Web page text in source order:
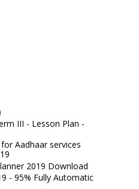
III - Lesson Plan -
Aadhaar services
2019 Download
- 95% Fully Automatic